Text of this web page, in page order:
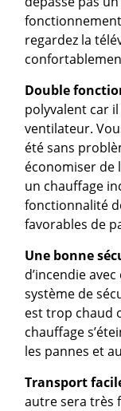
regardez la
Double
polyvalent car
ventilateur.
été sans
économiser de
un chauffage
fonctionnalité
favorables de
Une bonne
d’incendie
système de
est trop chaud
chauffage
les pannes et
Transport
autre sera très